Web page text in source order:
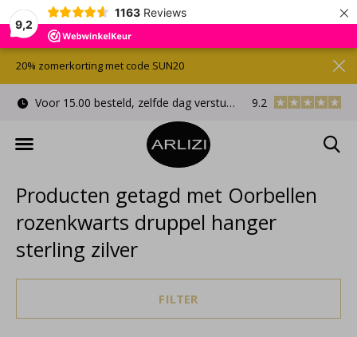
9,2
1163 Reviews ×
Voor 15.00 besteld, zelfde dag verstuurd Gratis
9.2
20% zomerkorting met code SUN20
Producten getagd met Oorbellen
rozenkwarts druppel hanger
sterling zilver
FILTER